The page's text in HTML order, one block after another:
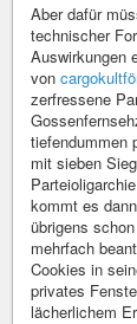
Aber dafür
technischer
Auswirkungen
von
zerfressene
tiefendummen
mit sieben
kommt es
übrigens
mehrfach
Cookies in
privates
lächerlichem